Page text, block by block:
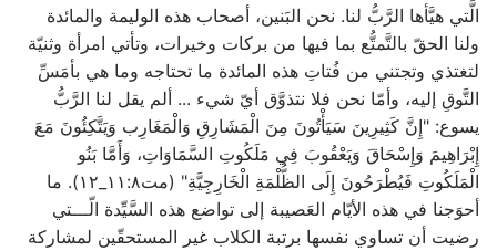
الَّتي هيَّأها الرَّبُّ لنا. نحن البَنين، أصحاب هذه الوليمة والمائدة
ولنا الحقّ بالتَّمتُّع بما فيها من بركات وخيرات، وتأتي امرأة وثنيّة
لتغتذي وتجتني من فُتاتِ هذه المائدة ما تحتاجه وما هي بأمَسِّ
التَّوقِ إليه، وأمّا نحن فلا نتذوَّق أيّ شيء ... ألم يقل لنا الرَّبُّ
يسوع: "إِنَّ كَثِيرِينَ سَيَأْتُونَ مِنَ الْمَشَارِقِ وَالْمَغَارِب وَيَتَّكِئُونَ مَعَ
إِبْرَاهِيمَ وَإِسْحَاقَ وَيَعْقُوبَ فِي مَلَكُوتِ السَّمَاوَاتِ، وَأَمَّا بَنُو
الْمَلَكُوتِ فَيُطْرَحُونَ إِلَى الظُّلْمَةِ الْخَارِجِيَّةِ" (مت١١:٨_١٢). ما
أحوَجنا في هذه الأيّام العَصيبة إلى تواضع هذه السَّيِّدة الّـــتي
رضيت أن تساوي نفسها برتبة الكلاب غير المستحقّين لمشاركة